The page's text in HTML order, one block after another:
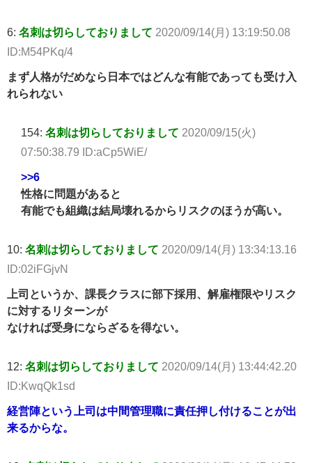
6: 名刺は切らしておりまして 2020/09/14(月) 13:19:50.08
ID:M54PKq/4
まず人格がだめなら日本ではどんな有能であっても受け入
れられない
154: 名刺は切らしておりまして 2020/09/15(火)
07:50:38.79 ID:aCp5WiE/
>>6
性格に問題があると
有能でも組織は結局壊れるからリスクのほうが高い。
10: 名刺は切らしておりまして 2020/09/14(月) 13:34:13.16
ID:02iFGjvN
上司というか、課長クラスに部下採用、解雇権限やリスク
に対するリターンが
なければ受身にならざるを得ない。
12: 名刺は切らしておりまして 2020/09/14(月) 13:44:42.20
ID:KwqQk1sd
経営陣という上司は中間管理職に責任押し付けることが出
来るからな。